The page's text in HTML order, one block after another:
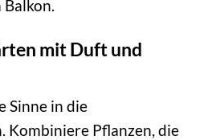
mit Duft und
Sinne in die
Kombiniere Pflanzen, die